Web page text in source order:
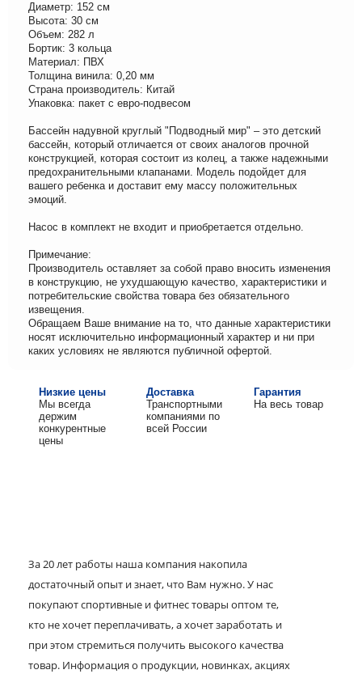
Диаметр: 152 см
Высота: 30 cм
Объем: 282 л
Бортик: 3 кольца
Материал: ПВХ
Толщина винила: 0,20 мм
Страна производитель: Китай
Упаковка: пакет с евро-подвесом
Бассейн надувной круглый "Подводный мир" – это детский
бассейн, который отличается от своих аналогов прочной
конструкцией, которая состоит из колец, а также надежными
предохранительными клапанами. Модель подойдет для
вашего ребенка и доставит ему массу положительных
эмоций.
Насос в комплект не входит и приобретается отдельно.
Примечание:
Производитель оставляет за собой право вносить изменения
в конструкцию, не ухудшающую качество, характеристики и
потребительские свойства товара без обязательного
извещения.
Обращаем Ваше внимание на то, что данные характеристики
носят исключительно информационный характер и ни при
каких условиях не являются публичной офертой.
Низкие цены
Мы всегда
держим
конкурентные
цены
Доставка
Транспортными
компаниями по
всей России
Гарантия
На весь товар
За 20 лет работы наша компания накопила
достаточный опыт и знает, что Вам нужно. У нас
покупают спортивные и фитнес товары оптом те,
кто не хочет переплачивать, а хочет заработать и
при этом стремиться получить высокого качества
товар. Информация о продукции, новинках, акциях